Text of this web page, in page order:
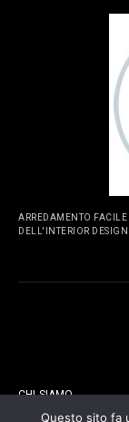
ARREDAMENTO FACILE
DELL'INTERIOR
CHI SIAMO
Questo sito fa